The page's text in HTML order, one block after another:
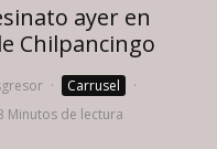
ayer en
Chilpancingo
· Carrusel
·
Minutos de lectura